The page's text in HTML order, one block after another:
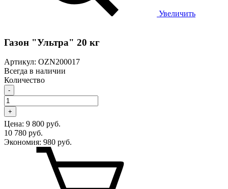
Увеличить
Газон "Ультра" 20 кг
Артикул: OZN200017
Всегда в наличии
Количество
-
+
Цена: 9 800 руб.
10 780 руб.
Экономия: 980 руб.